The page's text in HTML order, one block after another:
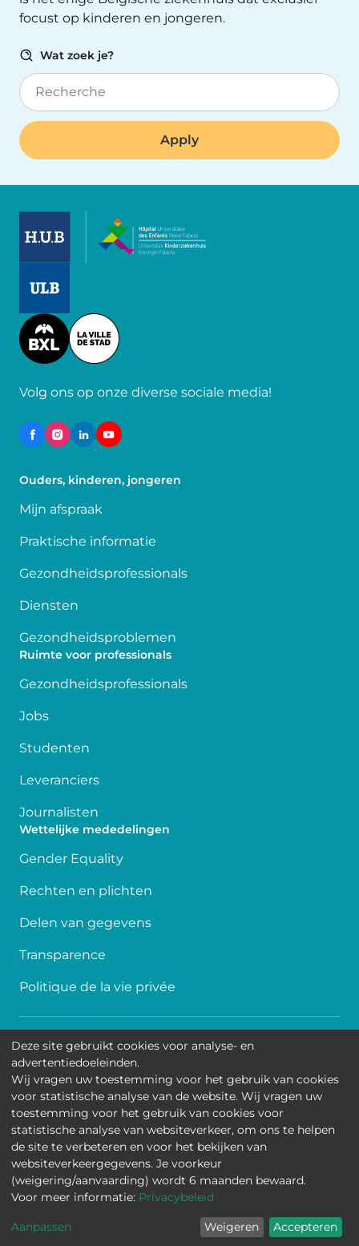
focust op kinderen en jongeren.
Wat zoek je?
Recherche
Image
Volg ons op onze diverse sociale media!
Ouders, kinderen, jongeren
Mijn afspraak
Praktische informatie
Gezondheidsprofessionals
Diensten
Gezondheidsproblemen
Ruimte voor professionals
Gezondheidsprofessionals
Jobs
Studenten
Leveranciers
Journalisten
Wettelijke mededelingen
Gender Equality
Rechten en plichten
Delen van gegevens
Transparence
Politique de la vie privée
Toegankelijkheid
Contact
Cookies
Wettelijke mededelingen
Universitair Kinderziekenhuis Koningin Fabiola • Jean-
Joseph Crocqlaan 15 - 1020 Brussel
Deze site gebruikt cookies voor analyse- en
advertentiedoeleinden.
Wij vragen uw toestemming voor het gebruik van cookies
voor statistische analyse van de website. Wij vragen uw
toestemming voor het gebruik van cookies voor
statistische analyse van websiteverkeer, om ons te helpen
de site te verbeteren en voor het bekijken van
websiteverkeergegevens. Je voorkeur
(weigering/aanvaarding) wordt 6 maanden bewaard.
Voor meer informatie: Privacybeleid
Aanpassen Weigeren Accepteren